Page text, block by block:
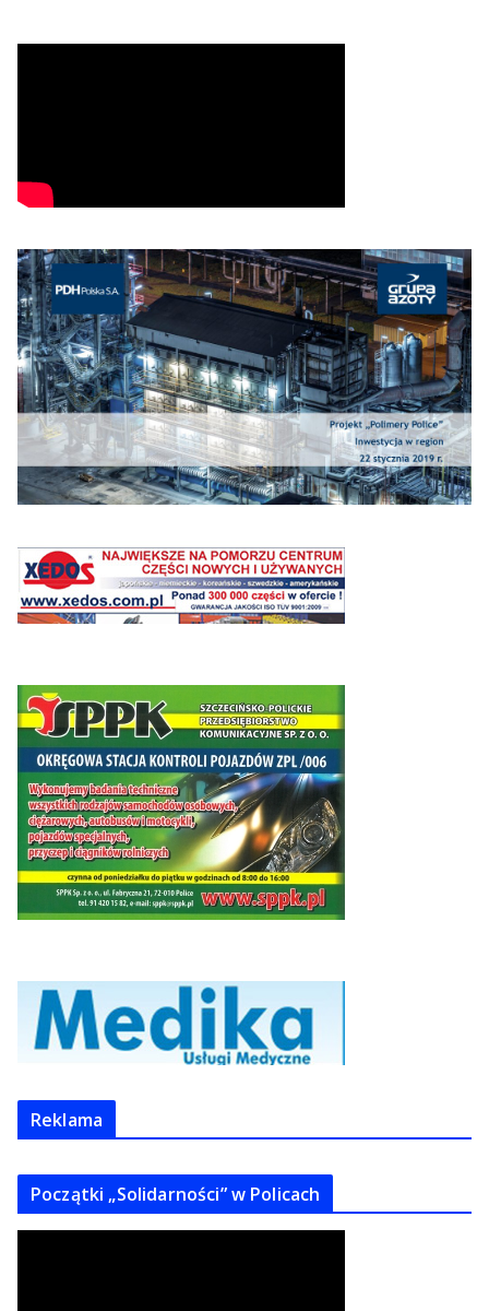
Reklama
Początki „Solidarności” w Policach